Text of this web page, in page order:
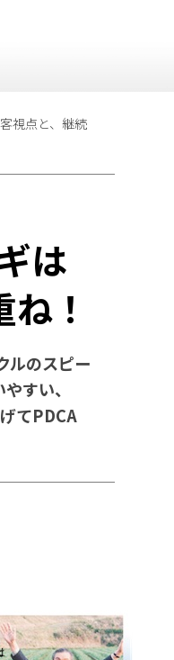
視点と、継続
は
！
ルのスピー
すい、
てPDCA